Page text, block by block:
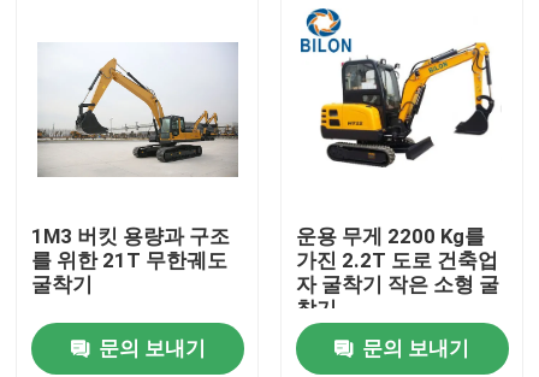
제품
우리에 대하여
공장 여행
품질 관리
1M3 버킷 용량과 구조
를 위한 21T 무한궤도
굴착기
문의 보내기
운용 무게 2200 Kg를
가진 2.2T 도로 건축업
자 굴착기 작은 소형 굴
착기
문의 보내기